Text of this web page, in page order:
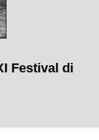
Festival di